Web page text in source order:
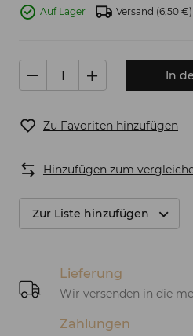
Auf Lager Versand (6,50 €)
In
Zu Favoriten hinzufügen
Hinzufügen zum
Zur Liste hinzufügen
Lieferung
Wir versenden in die
Zahlungen